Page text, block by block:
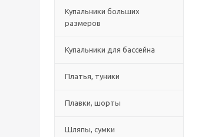
Купальники больших
размеров
Купальники для бассейна
Платья, туники
Плавки, шорты
Шляпы, сумки